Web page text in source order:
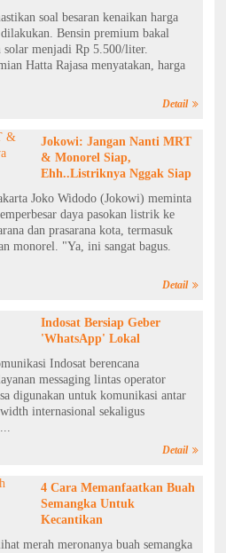
soal besaran kenaikan harga
Bensin premium bakal
menjadi Rp 5.500/liter.
Hatta Rajasa menyatakan, harga
Detail
Jokowi: Jangan Nanti MRT
& Monorel Siap,
Ehh..Listriknya Nggak Siap
Joko Widodo (Jokowi) meminta
daya pasokan listrik ke
dan prasarana kota, termasuk
monorel. "Ya, ini sangat bagus.
Detail
Indosat Bersiap Geber
'WhatsApp' Lokal
Indosat berencana
messaging lintas operator
digunakan untuk komunikasi antar
internasional sekaligus
Detail
4 Cara Memanfaatkan Buah
Semangka Untuk
Kecantikan
merah meronanya buah semangka